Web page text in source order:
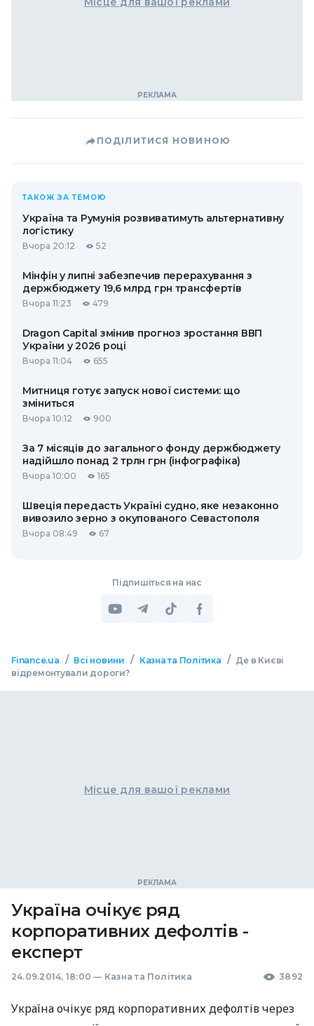
ПОДІЛИТИСЯ НОВИНОЮ
ТАКОЖ ЗА ТЕМОЮ
Україна та Румунія розвиватимуть альтернативну
логістику
Вчора 20:12 52
Мінфін у липні забезпечив перерахування з
держбюджету 19,6 млрд грн трансфертів
Вчора 11:23 479
Dragon Capital змінив прогноз зростання ВВП
України у 2026 році
Вчора 11:04 655
Митниця готує запуск нової системи: що
зміниться
Вчора 10:12 900
За 7 місяців до загального фонду держбюджету
надійшло понад 2 трлн грн (інфографіка)
Вчора 10:00 165
Швеція передасть Україні судно, яке незаконно
вивозило зерно з окупованого Севастополя
Вчора 08:49 67
Підпишіться на нас
Finance.ua / Всі новини / Казна та Політика / Де в Києві
відремонтували дороги?
Місце для вашої реклами
Україна очікує ряд
корпоративних дефолтів -
експерт
24.09.2014, 18:00 — Казна та Політика 3892
Україна очікує ряд корпоративних дефолтів через